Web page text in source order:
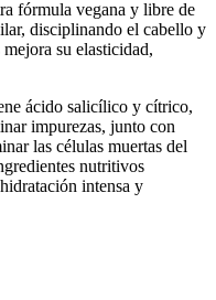
fórmula vegana y libre de
disciplinando el cabello y
su elasticidad,
ácido salicílico y cítrico,
impurezas, junto con
las células muertas del
nutritivos
intensa y